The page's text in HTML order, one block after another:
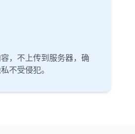
，不上传到服务器，确
不受侵犯。